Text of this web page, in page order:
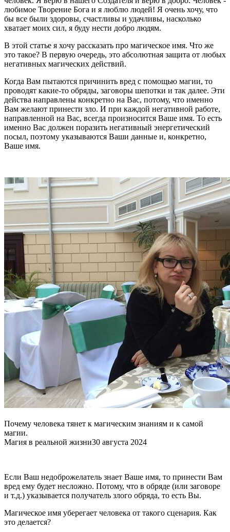
любимое Творение Бога и я люблю людей! Я очень хочу, что
бы все были здоровы, счастливы и удачливы, насколько
хватает моих сил, я буду нести добро людям.
В этой статье я хочу рассказать про магическое имя. Что же
это такое? В первую очередь, это абсолютная защита от любых
негативных магических действий.
Когда Вам пытаются причинить вред с помощью магии, то
проводят какие-то обряды, заговоры шепотки и так далее. Эти
действа направлены конкретно на Вас, потому, что именно
Вам желают принести зло. И при каждой негативной работе,
направленной на Вас, всегда произносится Ваше имя. То есть
именно Вас должен поразить негативный энергетический
посыл, поэтому указываются Ваши данные и, конкретно,
Ваше имя.
Почему человека тянет к магическим знаниям и к самой
магии.
Магия в реальной жизни30 августа 2024
Если Ваш недоброжелатель знает Ваше имя, то принести Вам
вред ему будет несложно. Потому, что в обряде (или заговоре
и т.д.) указывается получатель злого обряда, то есть Вы.
Магическое имя уберегает человека от такого сценария. Как
это делается?